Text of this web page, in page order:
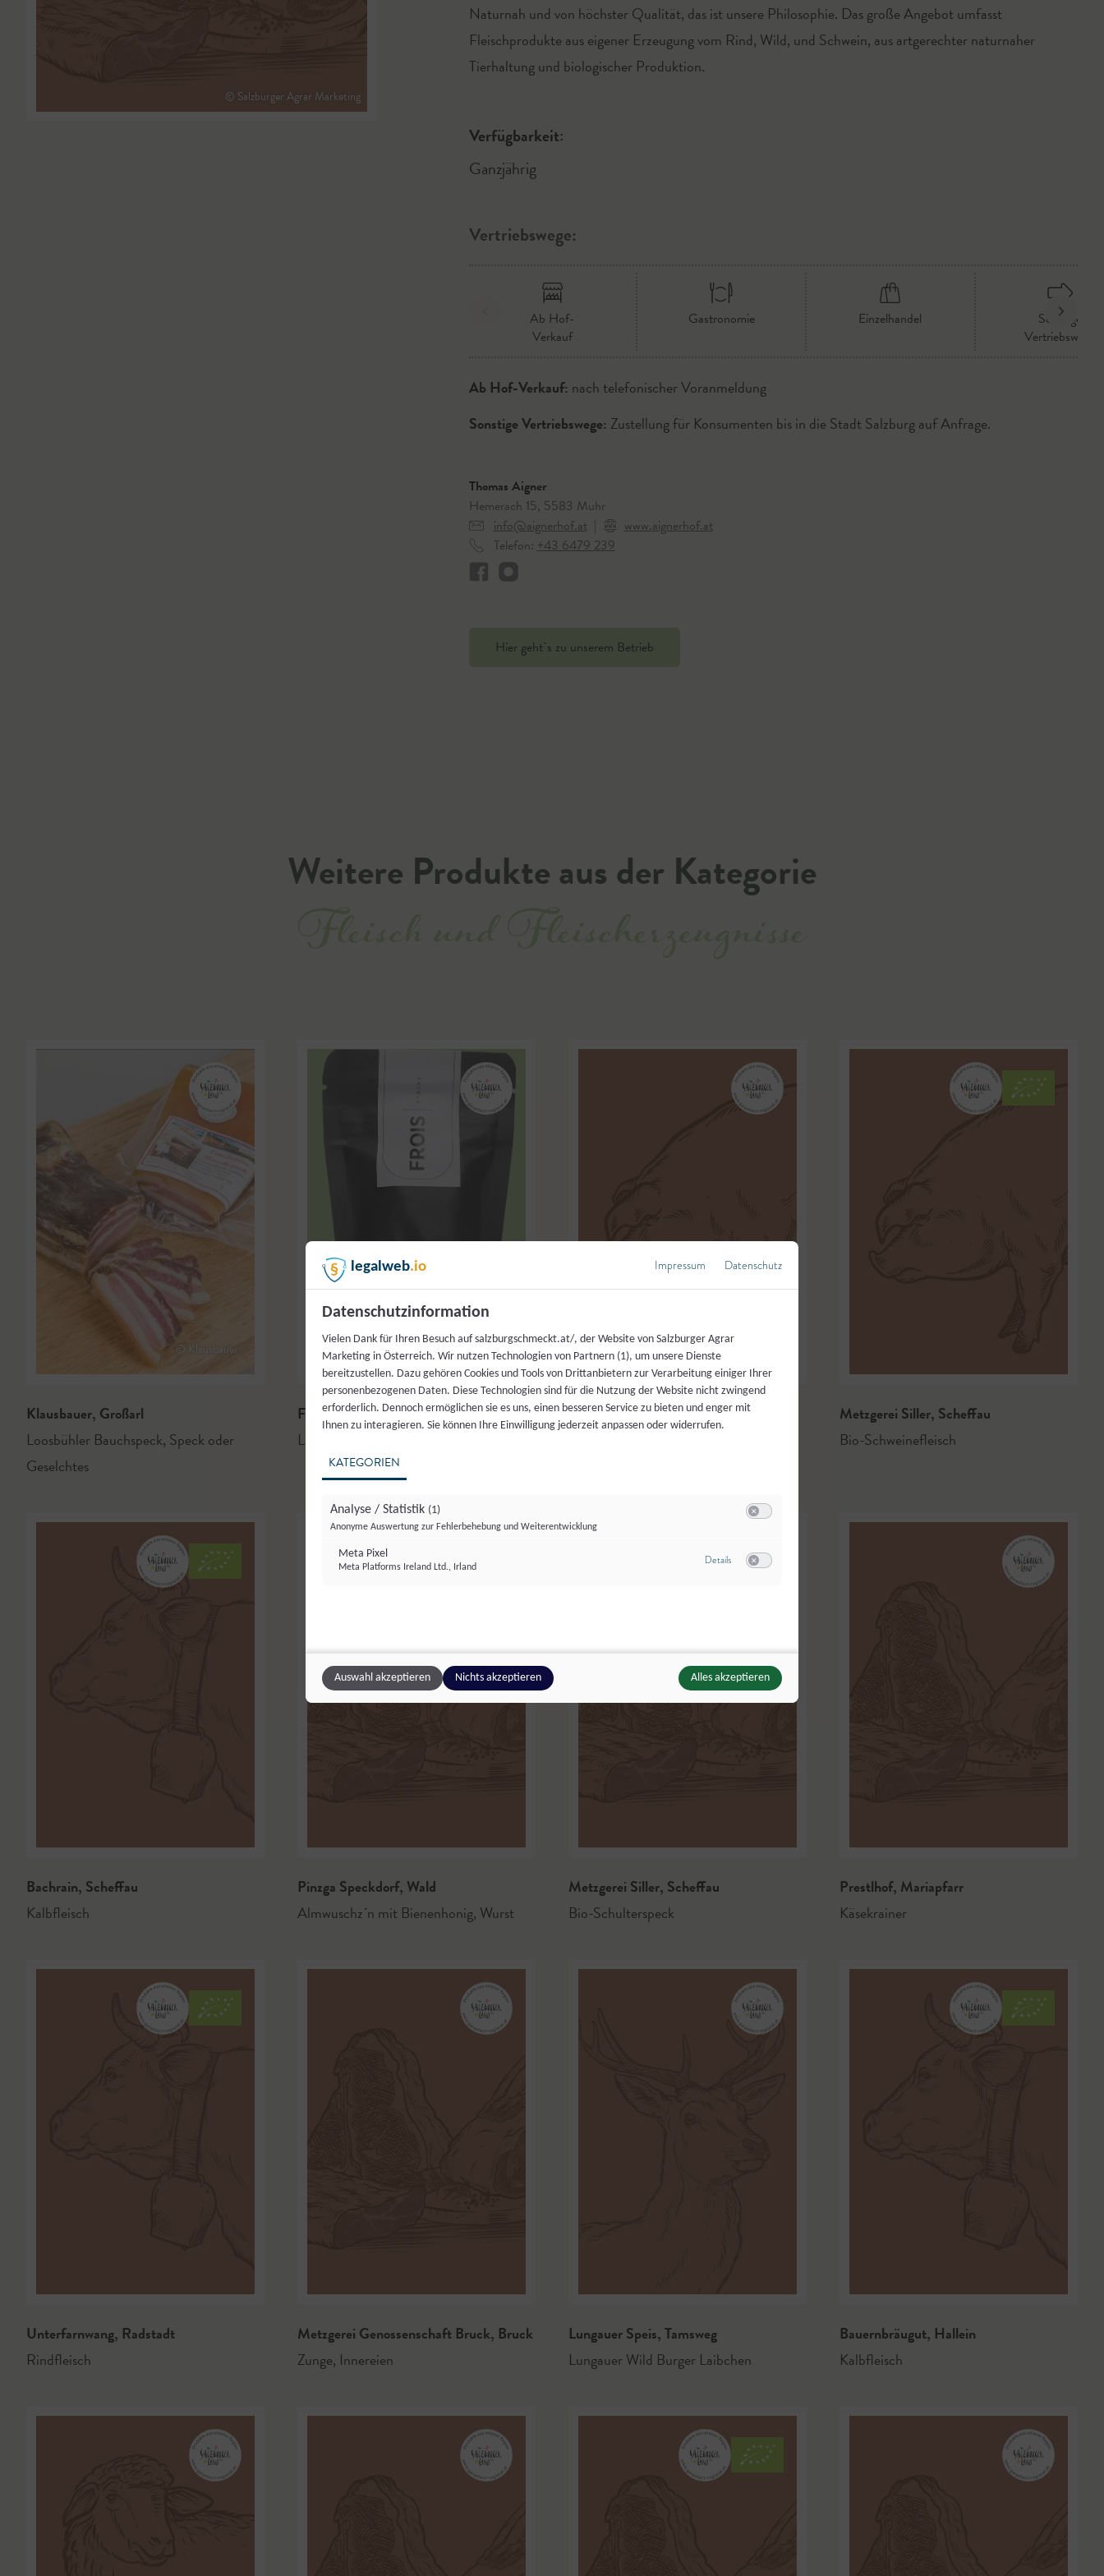
© Salzburger Agrar Marketing
Naturnah und von höchster Qualität, das ist unsere Philosophie. Das große Angebot umfasst
Fleischprodukte aus eigener Erzeugung vom Rind, Wild, und Schwein, aus artgerechter naturnaher
Tierhaltung und biologischer Produktion.
Verfügbarkeit:
Ganzjährig
Vertriebswege:
Ab Hof-
Verkauf
Gastronomie Einzelhandel
Sonstige
Vertriebswege
Ab Hof-Verkauf: nach telefonischer Voranmeldung
Sonstige Vertriebswege: Zustellung für Konsumenten bis in die Stadt Salzburg auf Anfrage.
Thomas Aigner
Hemerach 15, 5583 Muhr
info@aignerhof.at |
www.aignerhof.at
Telefon: +43 6479 239
Hier geht`s zu unserem Betrieb
Weitere Produkte aus der Kategorie
© Klausbauer
Klausbauer, Großarl
Loosbühler Bauchspeck, Speck oder
Geselchtes
© Frois
Frois Pub,Tamsweg
Lungauer Wild Jerky
Lungauer Speis,Tamsweg
Metzgerei Siller, Scheffau
Bio-Schweinefleisch
Bachrain, Scheffau
Kalbfleisch
Pinzga Speckdorf, Wald
Almwuschz´n mit Bienenhonig, Wurst
Metzgerei Siller, Scheffau
Bio-Schulterspeck
Prestlhof, Mariapfarr
Käsekrainer
Unterfarnwang, Radstadt
Rindfleisch
Metzgerei Genossenschaft Bruck, Bruck
Zunge, Innereien
Lungauer Speis,Tamsweg
Lungauer Wild Burger Laibchen
Bauernbräugut, Hallein
Kalbfleisch
legalweb.io Impressum Datenschutz
Datenschutzinformation
Vielen Dank für Ihren Besuch auf salzburgschmeckt.at/, der Website von Salzburger Agrar
Marketing in Österreich. Wir nutzen Technologien von Partnern (1), um unsere Dienste
bereitzustellen. Dazu gehören Cookies und Tools von Drittanbietern zur Verarbeitung einiger Ihrer
personenbezogenen Daten. Diese Technologien sind für die Nutzung der Website nicht zwingend
erforderlich. Dennoch ermöglichen sie es uns, einen besseren Service zu bieten und enger mit
Ihnen zu interagieren. Sie können Ihre Einwilligung jederzeit anpassen oder widerrufen.
KATEGORIEN
Analyse / Statistik (1)
Switch zum Einwilligen bzw. Ablehnen der Kategorie Analyse / Statistik
Anonyme Auswertung zur Fehlerbehebung und Weiterentwicklung
Meta Pixel
Meta Platforms Ireland Ltd., Irland
Detailszu Meta Pixel
Switch zum Einwilligen bzw. Ablehnen des Dienstes Meta Pixel
Auswahl akzeptieren Nichts akzeptieren Alles akzeptieren